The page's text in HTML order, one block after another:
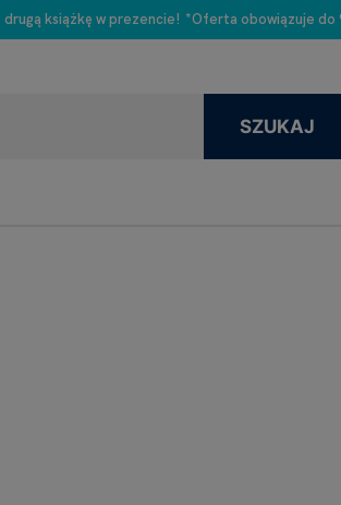
książkę w prezencie! *Oferta obowiązuje do
SZUKAJ